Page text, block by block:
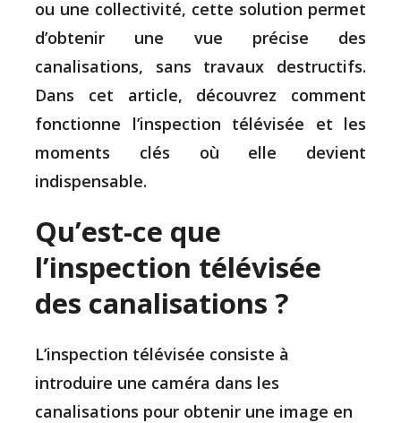
ou une collectivité, cette solution permet
d’obtenir une vue précise des
canalisations, sans travaux destructifs.
Dans cet article, découvrez comment
fonctionne l’inspection télévisée et les
moments clés où elle devient
indispensable.
Qu’est-ce que
l’inspection télévisée
des canalisations ?
L’inspection télévisée consiste à
introduire une caméra dans les
canalisations pour obtenir une image en